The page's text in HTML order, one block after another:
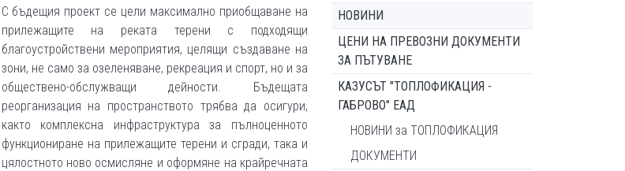
С бъдещия проект се цели максимално приобщаване на
прилежащите на реката терени с подходящи
благоустройствени мероприятия, целящи създаване на
зони, не само за озеленяване, рекреация и спорт, но и за
обществено-обслужващи дейности. Бъдещата
реорганизация на пространството трябва да осигури,
както комплексна инфраструктура за пълноценното
функциониране на прилежащите терени и сгради, така и
цялостното ново осмисляне и оформяне на крайречната
НОВИНИ
ЦЕНИ НА ПРЕВОЗНИ ДОКУМЕНТИ
ЗА ПЪТУВАНЕ
КАЗУСЪТ "ТОПЛОФИКАЦИЯ -
ГАБРОВО" ЕАД
НОВИНИ за ТОПЛОФИКАЦИЯ
ДОКУМЕНТИ